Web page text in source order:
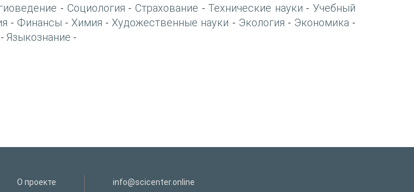
- Социология - Страхование -Технические науки -Учебный
- Финансы - Химия - Художественные науки - Экология - Экономика -
- Языкознание -
О проекте info@scicenter.online